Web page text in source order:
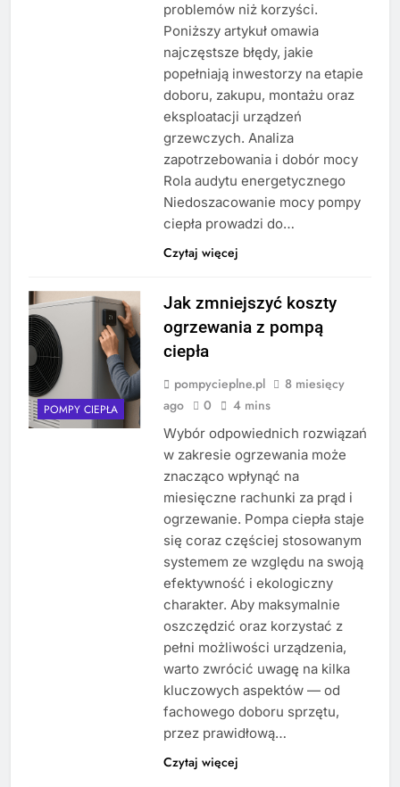
problemów niż korzyści.
Poniższy artykuł omawia
najczęstsze błędy, jakie
popełniają inwestorzy na etapie
doboru, zakupu, montażu oraz
eksploatacji urządzeń
grzewczych. Analiza
zapotrzebowania i dobór mocy
Rola audytu energetycznego
Niedoszacowanie mocy pompy
ciepła prowadzi do…
Czytaj więcej
POMPY CIEPŁA
Jak zmniejszyć koszty
ogrzewania z pompą
ciepła
pompycieplne.pl
8 miesięcy
ago
0 4 mins
Wybór odpowiednich rozwiązań
w zakresie ogrzewania może
znacząco wpłynąć na
miesięczne rachunki za prąd i
ogrzewanie. Pompa ciepła staje
się coraz częściej stosowanym
systemem ze względu na swoją
efektywność i ekologiczny
charakter. Aby maksymalnie
oszczędzić oraz korzystać z
pełni możliwości urządzenia,
warto zwrócić uwagę na kilka
kluczowych aspektów — od
fachowego doboru sprzętu,
przez prawidłową…
Czytaj więcej